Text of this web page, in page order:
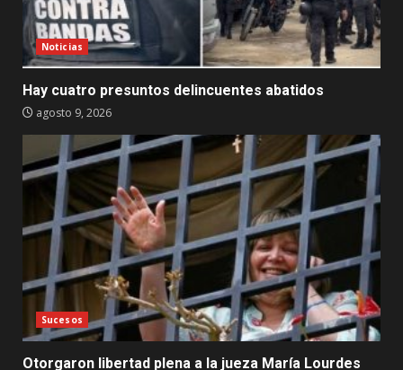
Noticias
Hay cuatro presuntos delincuentes abatidos
agosto 9, 2026
Sucesos
Otorgaron libertad plena a la jueza María Lourdes